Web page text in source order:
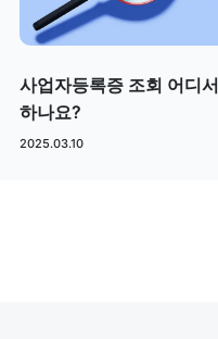
사업자등록증 조회 어디서
하나요?
2025.03.10